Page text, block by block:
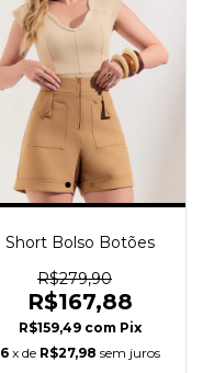
Short Bolso Botões
R$279,90
R$167,88
R$159,49 com Pix
6 x de R$27,98 sem juros